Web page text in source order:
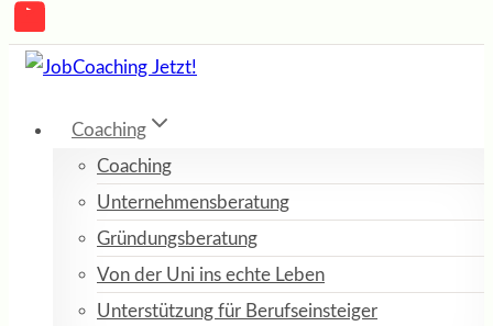
Coaching
Coaching
Unternehmensberatung
Gründungsberatung
Von der Uni ins echte Leben
Unterstützung für Berufseinsteiger